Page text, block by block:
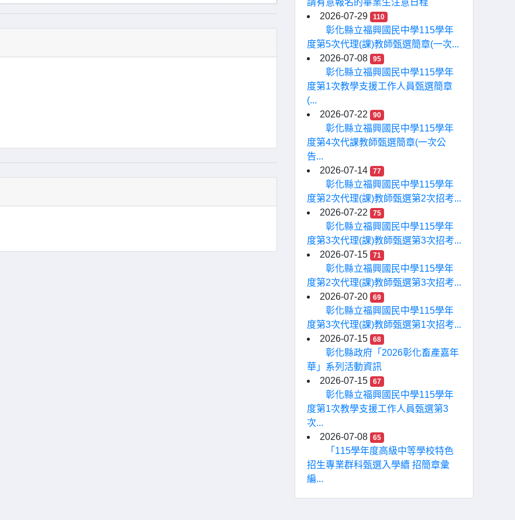
請有意報名的畢業生注意日程
2026-07-29
110
彰化縣立福興國民中學115學年
度第5次代理(課)教師甄選簡章(一次...
2026-07-08
95
彰化縣立福興國民中學115學年
度第1次教學支援工作人員甄選簡章
(...
2026-07-22
90
彰化縣立福興國民中學115學年
度第4次代課教師甄選簡章(一次公
告...
2026-07-14
77
彰化縣立福興國民中學115學年
度第2次代理(課)教師甄選第2次招考...
2026-07-22
75
彰化縣立福興國民中學115學年
度第3次代理(課)教師甄選第3次招考...
2026-07-15
71
彰化縣立福興國民中學115學年
度第2次代理(課)教師甄選第3次招考...
2026-07-20
69
彰化縣立福興國民中學115學年
度第3次代理(課)教師甄選第1次招考...
2026-07-15
68
彰化縣政府「2026彰化畜產嘉年
華」系列活動資訊
2026-07-15
67
彰化縣立福興國民中學115學年
度第1次教學支援工作人員甄選第3
次...
2026-07-08
65
「115學年度高級中等學校特色
招生專業群科甄選入學續 招簡章彙
編...